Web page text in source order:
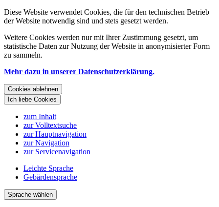
Diese Website verwendet Cookies, die für den technischen Betrieb
der Website notwendig sind und stets gesetzt werden.
Weitere Cookies werden nur mit Ihrer Zustimmung gesetzt, um
statistische Daten zur Nutzung der Website in anonymisierter Form
zu sammeln.
Mehr dazu in unserer Datenschutzerklärung.
Cookies ablehnen
Ich liebe Cookies
zum Inhalt
zur Volltextsuche
zur Hauptnavigation
zur Navigation
zur Servicenavigation
Leichte Sprache
Gebärdensprache
Sprache wählen